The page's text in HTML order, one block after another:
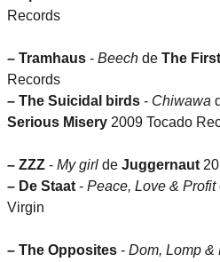
Records
– Tramhaus - Beech de The
Records
– The Suicidal birds - Chiwawa
Serious Misery 2009 Tocado
– ZZZ - My girl de Juggernaut
– De Staat - Peace, Love & Profit
Virgin
– The Opposites - Dom, Lomp &